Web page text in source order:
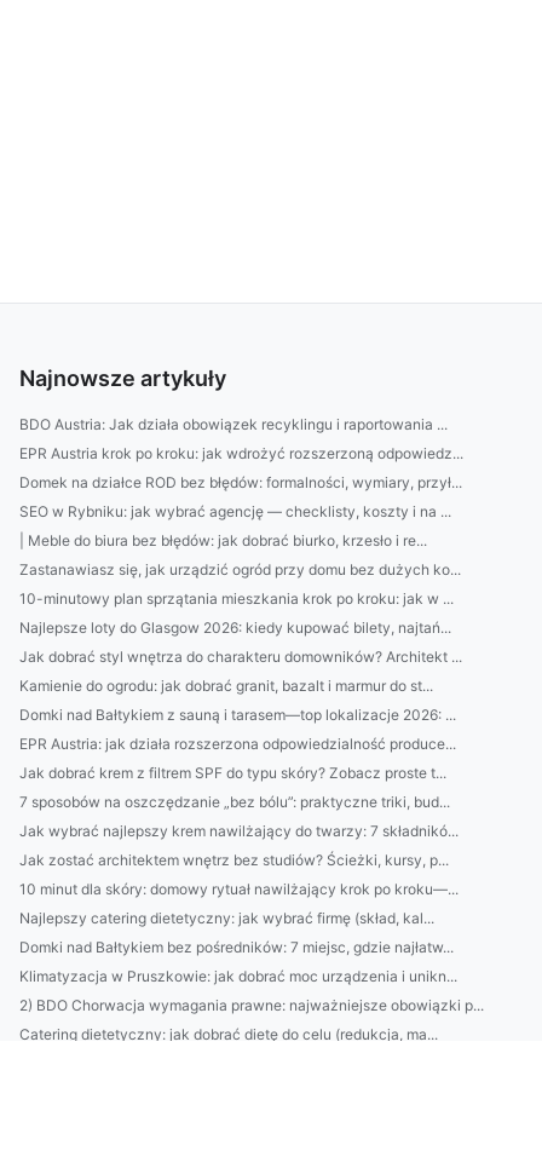
Najnowsze artykuły
BDO Austria: Jak działa obowiązek recyklingu i raportowania ...
EPR Austria krok po kroku: jak wdrożyć rozszerzoną odpowiedz...
Domek na działce ROD bez błędów: formalności, wymiary, przył...
SEO w Rybniku: jak wybrać agencję — checklisty, koszty i na ...
| Meble do biura bez błędów: jak dobrać biurko, krzesło i re...
Zastanawiasz się, jak urządzić ogród przy domu bez dużych ko...
10-minutowy plan sprzątania mieszkania krok po kroku: jak w ...
Najlepsze loty do Glasgow 2026: kiedy kupować bilety, najtań...
Jak dobrać styl wnętrza do charakteru domowników? Architekt ...
Kamienie do ogrodu: jak dobrać granit, bazalt i marmur do st...
Domki nad Bałtykiem z sauną i tarasem—top lokalizacje 2026: ...
EPR Austria: jak działa rozszerzona odpowiedzialność produce...
Jak dobrać krem z filtrem SPF do typu skóry? Zobacz proste t...
7 sposobów na oszczędzanie „bez bólu”: praktyczne triki, bud...
Jak wybrać najlepszy krem nawilżający do twarzy: 7 składnikó...
Jak zostać architektem wnętrz bez studiów? Ścieżki, kursy, p...
10 minut dla skóry: domowy rytuał nawilżający krok po kroku—...
Najlepszy catering dietetyczny: jak wybrać firmę (skład, kal...
Domki nad Bałtykiem bez pośredników: 7 miejsc, gdzie najłatw...
Klimatyzacja w Pruszkowie: jak dobrać moc urządzenia i unikn...
2) BDO Chorwacja wymagania prawne: najważniejsze obowiązki p...
Catering dietetyczny: jak dobrać dietę do celu (redukcja, ma...